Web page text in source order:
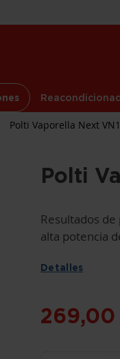
Polti Vaporella Next
Polti
Resultados
alta potencia
Detalles
269,00